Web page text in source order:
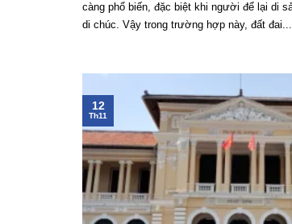
càng phổ biến, đặc biệt khi người để lại di
di chúc. Vậy trong trường hợp này, đất đai...
12
Th11